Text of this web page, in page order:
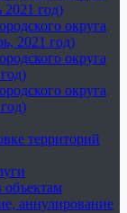
год)
округа
2021 год)
округа
округа
территорий
объектам
аннулирование